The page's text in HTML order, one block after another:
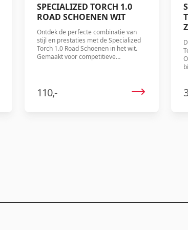
SPECIALIZED TORCH 1.0
ROAD SCHOENEN WIT
Ontdek de perfecte combinatie van
stijl en prestaties met de Specialized
Torch 1.0 Road Schoenen in het wit.
Gemaakt voor competitieve
110,-